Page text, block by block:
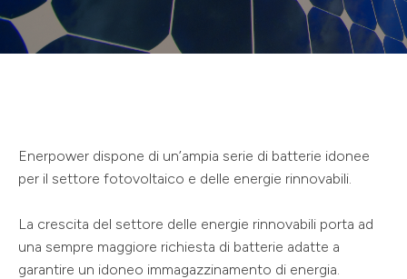
Enerpower dispone di un’ampia serie di batterie idonee
per il settore fotovoltaico e delle energie rinnovabili.
La crescita del settore delle energie rinnovabili porta ad
una sempre maggiore richiesta di batterie adatte a
garantire un idoneo immagazzinamento di energia.